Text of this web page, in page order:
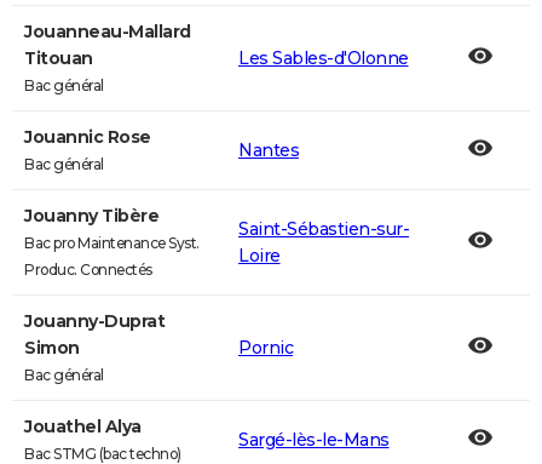
Jouanneau-Mallard
Titouan
Bac général
Les Sables-d'Olonne
Jouannic Rose
Bac général
Nantes
Jouanny Tibère
Bac pro Maintenance Syst.
Produc. Connectés
Saint-Sébastien-sur-
Loire
Jouanny-Duprat
Simon
Bac général
Pornic
Jouathel Alya
Bac STMG (bac techno)
Sargé-lès-le-Mans